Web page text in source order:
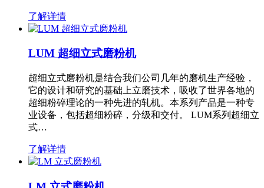
了解详情
LUM 超细立式磨粉机
超细立式磨粉机是结合我们公司几年的磨机生产经验，
它的设计和研究的基础上立磨技术，吸收了世界各地的
超细粉碎理论的一种先进的轧机。本系列产品是一种专
业设备，包括超细粉碎，分级和交付。 LUM系列超细立
式…
了解详情